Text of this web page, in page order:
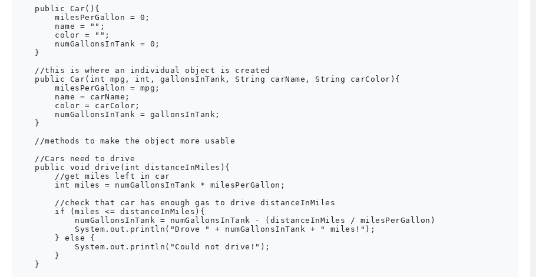
    public Car(){
        milesPerGallon = 0;
        name = "";
        color = "";
        numGallonsInTank = 0;
    }
    //this is where an individual object is created
    public Car(int mpg, int, gallonsInTank, String carName, String carColor){
        milesPerGallon = mpg;
        name = carName;
        color = carColor;
        numGallonsInTank = gallonsInTank;
    }
    //methods to make the object more usable
    //Cars need to drive
    public void drive(int distanceInMiles){
        //get miles left in car
        int miles = numGallonsInTank * milesPerGallon;
        //check that car has enough gas to drive distanceInMiles
        if (miles <= distanceInMiles){
            numGallonsInTank = numGallonsInTank - (distanceInMiles / milesPerGallon)
            System.out.println("Drove " + numGallonsInTank + " miles!");
        } else {
            System.out.println("Could not drive!");
        }
    }